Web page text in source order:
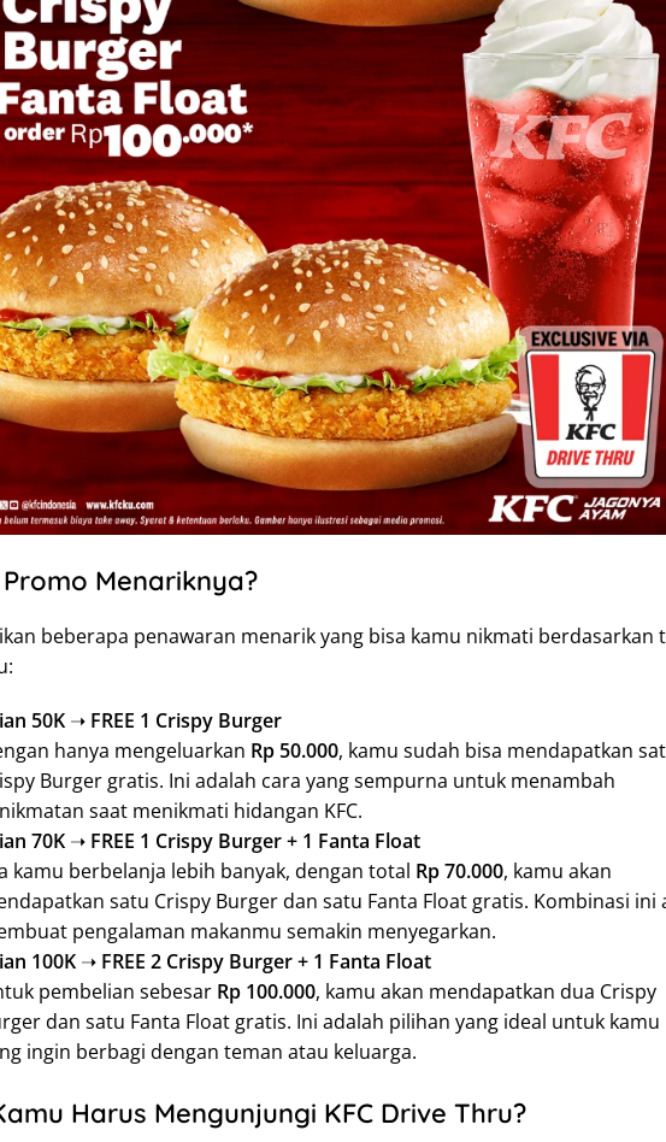
Menariknya?
beberapa penawaran menarik yang bisa kamu nikmati berdasarkan
50K ➝ FREE 1 Crispy Burger
hanya mengeluarkan Rp 50.000, kamu sudah bisa mendapatkan
Burger gratis. Ini adalah cara yang sempurna untuk menambah
saat menikmati hidangan KFC.
70K ➝ FREE 1 Crispy Burger + 1 Fanta Float
kamu berbelanja lebih banyak, dengan total Rp 70.000, kamu akan
satu Crispy Burger dan satu Fanta Float gratis. Kombinasi ini
pengalaman makanmu semakin menyegarkan.
100K ➝ FREE 2 Crispy Burger + 1 Fanta Float
pembelian sebesar Rp 100.000, kamu akan mendapatkan dua Crispy
dan satu Fanta Float gratis. Ini adalah pilihan yang ideal untuk kamu
ingin berbagi dengan teman atau keluarga.
Harus Mengunjungi KFC Drive Thru?